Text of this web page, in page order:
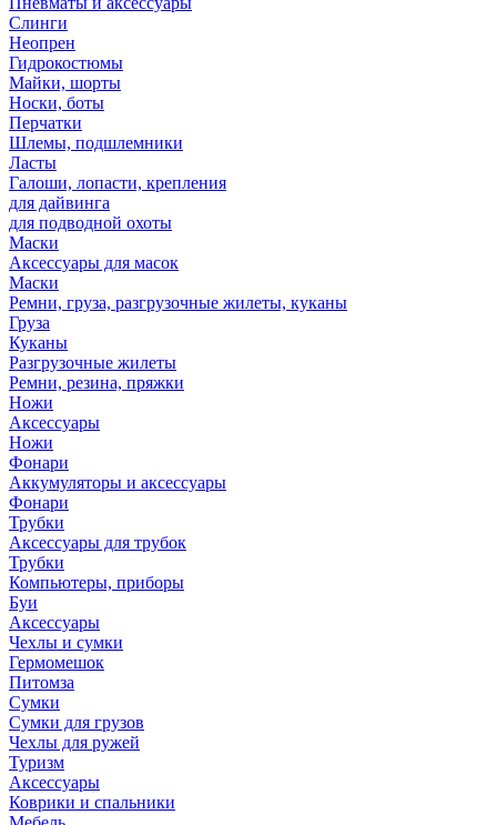
Слинги
Неопрен
Гидрокостюмы
Майки, шорты
Носки, боты
Перчатки
Шлемы, подшлемники
Ласты
Галоши, лопасти, крепления
для дайвинга
для подводной охоты
Маски
Аксессуары для масок
Маски
Ремни, груза, разгрузочные жилеты, куканы
Груза
Куканы
Разгрузочные жилеты
Ремни, резина, пряжки
Ножи
Аксессуары
Ножи
Фонари
Аккумуляторы и аксессуары
Фонари
Трубки
Аксессуары для трубок
Трубки
Компьютеры, приборы
Буи
Аксессуары
Чехлы и сумки
Гермомешок
Питомза
Сумки
Сумки для грузов
Чехлы для ружей
Туризм
Аксессуары
Коврики и спальники